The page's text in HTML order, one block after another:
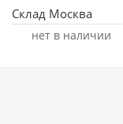
Склад Москва
Нет в наличии